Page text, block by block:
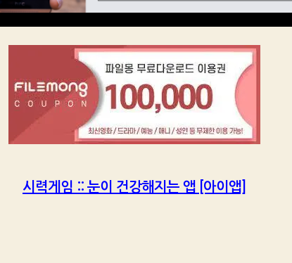
시력게임 :: 눈이 건강해지는 앱 [아이앱]